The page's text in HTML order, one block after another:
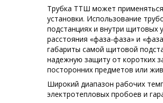
Трубка ТТШ может
установки. Использование
подстанциях и внутри щитовых
расстояния «фаза-фаза» и
габариты самой щитовой
надежную защиту от коротких
посторонних предметов или
Широкий диапазон рабочих
электротепловых пробоев и